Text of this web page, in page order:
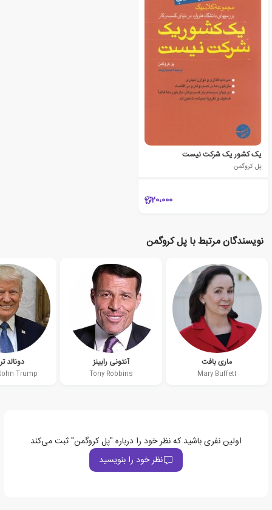
یک کشور یک شرکت نیست
پل کروگمن
20،000
نویسندگان مرتبط با پل کروگمن
ماری بافت
Mary Buffett
آنتونی رابینز
Tony Robbins
دونالد
Trump
اولین نفری باشید که نظر خود را درباره "پل کروگمن" ثبت می‌کند
نظر خود را بنویسید